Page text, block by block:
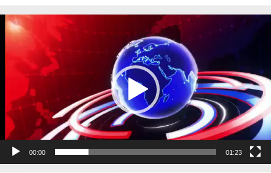
Pemutar
Video
00:00 01:23